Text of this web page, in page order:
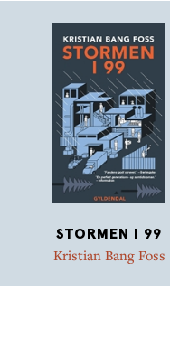
STORMEN I 99
Kristian Bang Foss